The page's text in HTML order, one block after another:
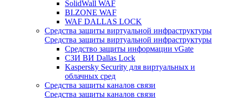
SolidWall WAF
BI.ZONE WAF
WAF DALLAS LOCK
Средства защиты виртуальной инфраструктуры
Средства защиты виртуальной инфраструктуры
Средство защиты информации vGate
СЗИ ВИ Dallas Lock
Kaspersky Security для виртуальных и
облачных сред
Средства защиты каналов связи
Средства защиты каналов связи